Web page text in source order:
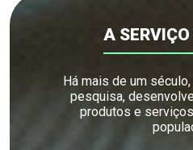
A
Há mais de um
pesquisa,
produtos e